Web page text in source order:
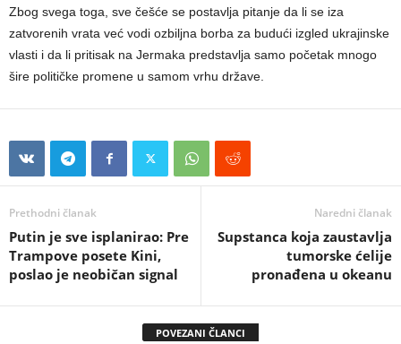
Zbog svega toga, sve češće se postavlja pitanje da li se iza
zatvorenih vrata već vodi ozbiljna borba za budući izgled ukrajinske
vlasti i da li pritisak na Jermaka predstavlja samo početak mnogo
šire političke promene u samom vrhu države.
Prethodni članak
Putin je sve isplanirao: Pre
Trampove posete Kini,
poslao je neobičan signal
Naredni članak
Supstanca koja zaustavlja
tumorske ćelije
pronađena u okeanu
POVEZANI ČLANCI